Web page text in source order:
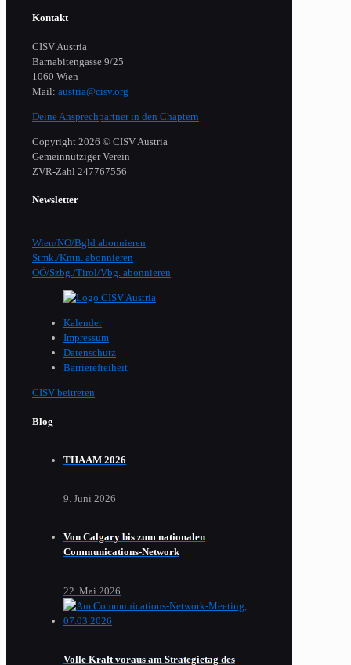
Kontakt
CISV Austria
Barnabitengasse 9/25
1060 Wien
Mail: austria@cisv.org
Deine Ansprechpartner in den Chaptern
Copyright 2026 © CISV Austria
Gemeinnütziger Verein
​ZVR-Zahl 247767556
Newsletter
Wien/NÖ/Bgld abonnieren
Stmk./Kntn. abonnieren
OÖ/Szbg./Tirol/Vbg. abonnieren
Kalender
Impressum
Datenschutz
Barrierefreiheit
CISV beitreten
Blog
THAAM 2026
9. Juni 2026
Von Calgary bis zum nationalen
Communications-Network
22. Mai 2026
Volle Kraft voraus am Strategietag des